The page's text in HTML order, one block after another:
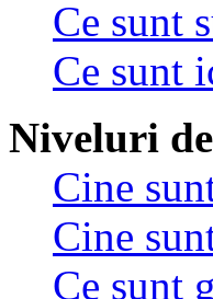
Ce sunt
Ce sunt
Niveluri
Cine
Cine
Ce sunt